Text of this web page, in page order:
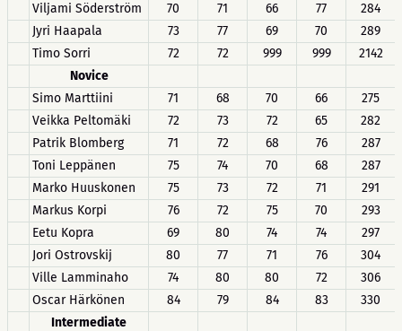
Viljami Söderström
70 71 66 77
284
Jyri Haapala
73 77 69 70
289
Timo Sorri
72 72 999 999
2142
Novice
Simo Marttiini
71 68 70 66
275
Veikka Peltomäki
72 73 72 65
282
Patrik Blomberg
71 72 68 76
287
Toni Leppänen
75 74 70 68
287
Marko Huuskonen
75 73 72 71
291
Markus Korpi
76 72 75 70
293
Eetu Kopra
69 80 74 74
297
Jori Ostrovskij
80 77 71 76
304
Ville Lamminaho
74 80 80 72
306
Oscar Härkönen
84 79 84 83
330
Intermediate